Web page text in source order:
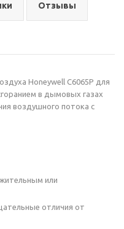
Отзывы
Honeywell C6065P для
в дымовых газах
воздушного потока с
или
отличия от